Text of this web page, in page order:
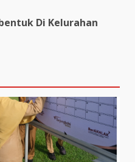
Di Kelurahan